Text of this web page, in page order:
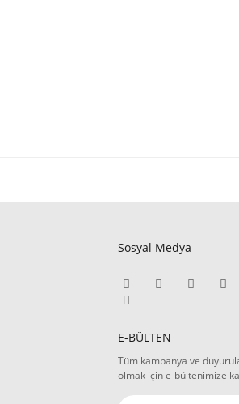
Sosyal Medya
E-BÜLTEN
Tüm kampanya ve
olmak için e-bültenimize